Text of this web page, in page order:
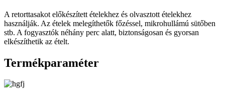
A retorttasakot előkészített ételekhez és olvasztott ételekhez
használják. Az ételek melegíthetők főzéssel, mikrohullámú sütőben
stb. A fogyasztók néhány perc alatt, biztonságosan és gyorsan
elkészíthetik az ételt.
Termékparaméter